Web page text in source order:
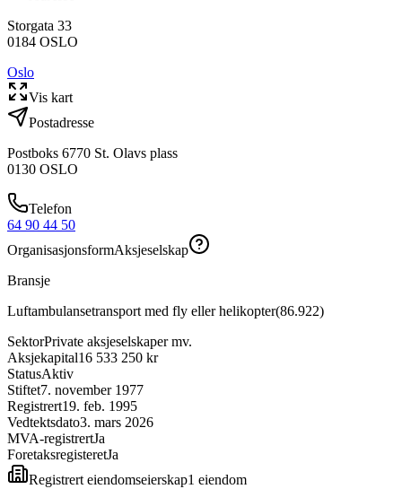
Storgata 33
0184 OSLO
Oslo
Vis kart
Postadresse
Postboks 6770 St. Olavs plass
0130 OSLO
Telefon
64 90 44 50
OrganisasjonsformAksjeselskap
Bransje
Luftambulansetransport med fly eller helikopter(86.922)
SektorPrivate aksjeselskaper mv.
Aksjekapital16 533 250 kr
StatusAktiv
Stiftet7. november 1977
Registrert19. feb. 1995
Vedtektsdato3. mars 2026
MVA-registrertJa
ForetaksregisteretJa
Registrert eiendomseierskap1 eiendom